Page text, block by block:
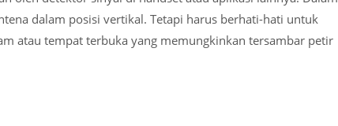
dalam posisi vertikal. Tetapi harus berhati-hati untuk
atau tempat terbuka yang memungkinkan tersambar petir